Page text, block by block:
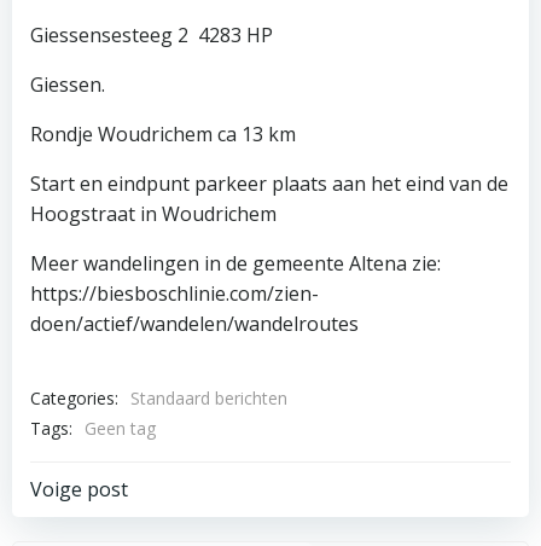
Giessensesteeg 2 4283 HP
Giessen.
Rondje Woudrichem ca 13 km
Start en eindpunt parkeer plaats aan het eind van de
Hoogstraat in Woudrichem
Meer wandelingen in de gemeente Altena zie:
https://biesboschlinie.com/zien-
doen/actief/wandelen/wandelroutes
Categories:
Standaard berichten
Tags:
Geen tag
Bericht
Voige post